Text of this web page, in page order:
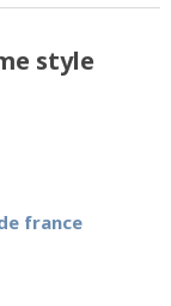
style
france